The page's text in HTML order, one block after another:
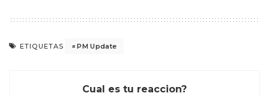
ETIQUETAS PM Update
Cual es tu reaccion?